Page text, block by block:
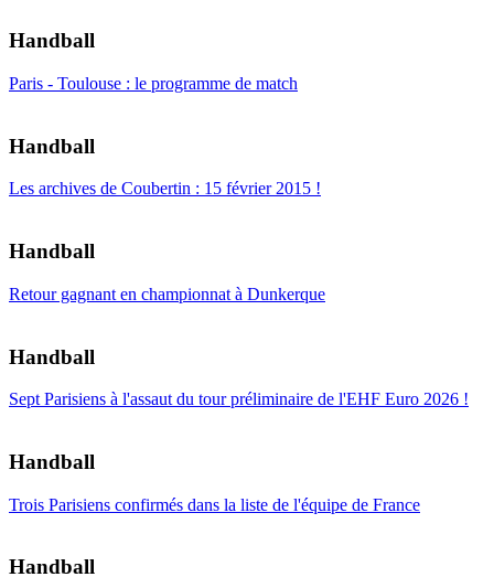
Handball
Paris - Toulouse : le programme de match
Handball
Les archives de Coubertin : 15 février 2015 !
Handball
Retour gagnant en championnat à Dunkerque
Handball
Sept Parisiens à l'assaut du tour préliminaire de l'EHF Euro 2026 !
Handball
Trois Parisiens confirmés dans la liste de l'équipe de France
Handball